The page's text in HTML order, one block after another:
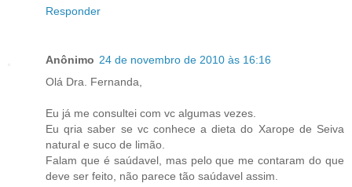
Responder
Anônimo 24 de novembro de 2010 às 16:16
Olá Dra. Fernanda,
Eu já me consultei com vc algumas vezes.
Eu qria saber se vc conhece a dieta do Xarope de Seiva
natural e suco de limão.
Falam que é saúdavel, mas pelo que me contaram do que
deve ser feito, não parece tão saúdavel assim.